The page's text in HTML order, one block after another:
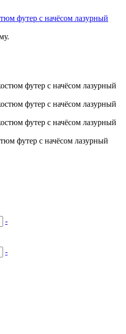
футер с начёсом лазурный
футер с начёсом лазурный
-
-